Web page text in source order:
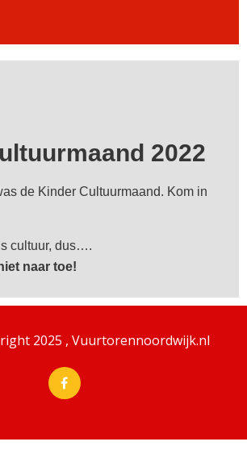
2022
de Kinder Cultuurmaand. Kom in
cultuur, dus….
naar toe!
2025 , Vuurtorennoordwijk.nl